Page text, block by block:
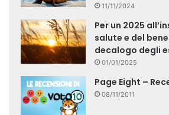
11/11/2024
Per un 2025
salute e del
decalogo degli
01/01/2025
Page Eight –
08/11/2011